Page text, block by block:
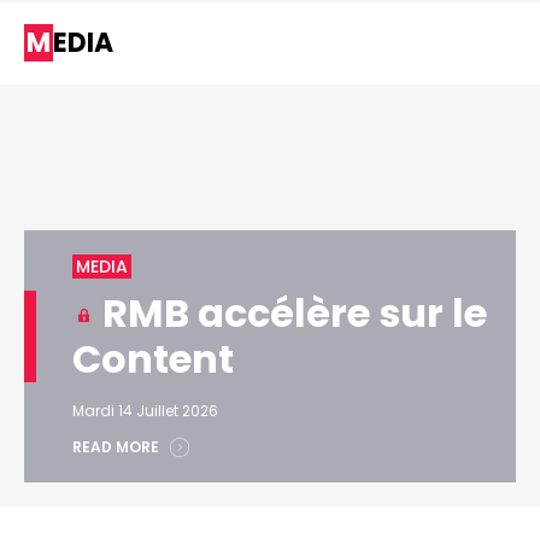
MEDIA
MEDIA
RMB accélère sur le
Content
Mardi 14 Juillet 2026
READ MORE